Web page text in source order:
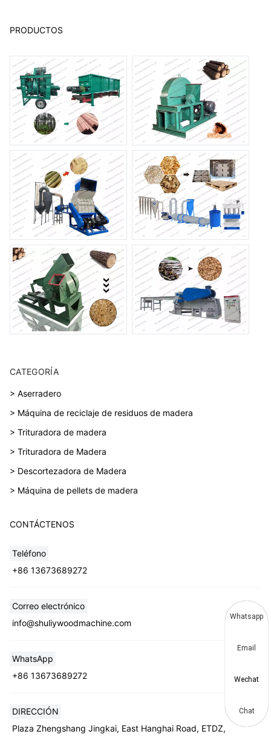
PRODUCTOS
CATEGORÍA
> Aserradero
> Máquina de reciclaje de residuos de madera
> Trituradora de madera
> Trituradora de Madera
> Descortezadora de Madera
> Máquina de pellets de madera
CONTÁCTENOS
Teléfono
+86 13673689272
Correo electrónico
info@shuliywoodmachine.com
WhatsApp
+86 13673689272
DIRECCIÓN
Plaza Zhengshang Jingkai, East Hanghai Road, ETDZ,
Whatsapp
Email
Wechat
Chat